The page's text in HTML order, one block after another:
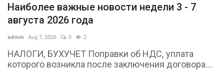
Наиболее важные новости недели 3 - 7
августа 2026 года
admin Aug 7, 2026 0 2
НАЛОГИ, БУХУЧЕТ Поправки об НДС, уплата
которого возникла после заключения договора...